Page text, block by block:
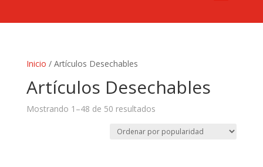
Inicio / Artículos Desechables
Artículos Desechables
Mostrando 1–48 de 50 resultados